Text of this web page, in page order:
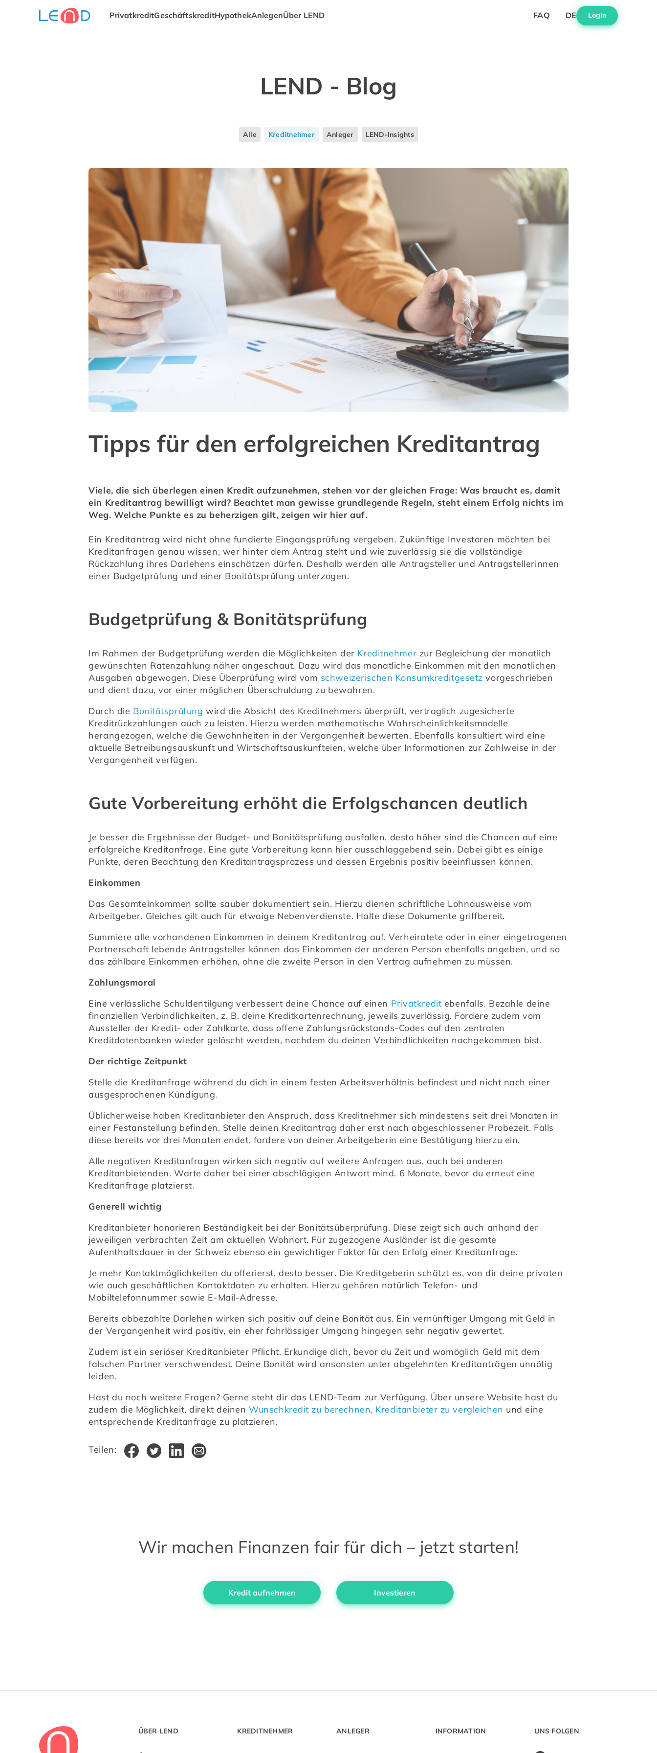
PrivatkreditGeschäftskreditHypothekAnlegenÜber LEND FAQ DE Login
LEND - Blog
Alle Kreditnehmer Anleger LEND-Insights
Tipps für den erfolgreichen Kreditantrag
Viele, die sich überlegen einen Kredit aufzunehmen, stehen vor der gleichen Frage: Was braucht es, damit
ein Kreditantrag bewilligt wird? Beachtet man gewisse grundlegende Regeln, steht einem Erfolg nichts im
Weg. Welche Punkte es zu beherzigen gilt, zeigen wir hier auf.
Ein Kreditantrag wird nicht ohne fundierte Eingangsprüfung vergeben. Zukünftige Investoren möchten bei
Kreditanfragen genau wissen, wer hinter dem Antrag steht und wie zuverlässig sie die vollständige
Rückzahlung ihres Darlehens einschätzen dürfen. Deshalb werden alle Antragsteller und Antragstellerinnen
einer Budgetprüfung und einer Bonitätsprüfung unterzogen.
Budgetprüfung & Bonitätsprüfung
Im Rahmen der Budgetprüfung werden die Möglichkeiten der Kreditnehmer zur Begleichung der monatlich
gewünschten Ratenzahlung näher angeschaut. Dazu wird das monatliche Einkommen mit den monatlichen
Ausgaben abgewogen. Diese Überprüfung wird vom schweizerischen Konsumkreditgesetz vorgeschrieben
und dient dazu, vor einer möglichen Überschuldung zu bewahren.
Durch die Bonitätsprüfung wird die Absicht des Kreditnehmers überprüft, vertraglich zugesicherte
Kreditrückzahlungen auch zu leisten. Hierzu werden mathematische Wahrscheinlichkeitsmodelle
herangezogen, welche die Gewohnheiten in der Vergangenheit bewerten. Ebenfalls konsultiert wird eine
aktuelle Betreibungsauskunft und Wirtschaftsauskunfteien, welche über Informationen zur Zahlweise in der
Vergangenheit verfügen.
Gute Vorbereitung erhöht die Erfolgschancen deutlich
Je besser die Ergebnisse der Budget- und Bonitätsprüfung ausfallen, desto höher sind die Chancen auf eine
erfolgreiche Kreditanfrage. Eine gute Vorbereitung kann hier ausschlaggebend sein. Dabei gibt es einige
Punkte, deren Beachtung den Kreditantragsprozess und dessen Ergebnis positiv beeinflussen können.
Einkommen
Das Gesamteinkommen sollte sauber dokumentiert sein. Hierzu dienen schriftliche Lohnausweise vom
Arbeitgeber. Gleiches gilt auch für etwaige Nebenverdienste. Halte diese Dokumente griffbereit.
Summiere alle vorhandenen Einkommen in deinem Kreditantrag auf. Verheiratete oder in einer eingetragenen
Partnerschaft lebende Antragsteller können das Einkommen der anderen Person ebenfalls angeben, und so
das zählbare Einkommen erhöhen, ohne die zweite Person in den Vertrag aufnehmen zu müssen.
Zahlungsmoral
Eine verlässliche Schuldentilgung verbessert deine Chance auf einen Privatkredit ebenfalls. Bezahle deine
finanziellen Verbindlichkeiten, z. B. deine Kreditkartenrechnung, jeweils zuverlässig. Fordere zudem vom
Aussteller der Kredit- oder Zahlkarte, dass offene Zahlungsrückstands-Codes auf den zentralen
Kreditdatenbanken wieder gelöscht werden, nachdem du deinen Verbindlichkeiten nachgekommen bist.
Der richtige Zeitpunkt
Stelle die Kreditanfrage während du dich in einem festen Arbeitsverhältnis befindest und nicht nach einer
ausgesprochenen Kündigung.
Üblicherweise haben Kreditanbieter den Anspruch, dass Kreditnehmer sich mindestens seit drei Monaten in
einer Festanstellung befinden. Stelle deinen Kreditantrag daher erst nach abgeschlossener Probezeit. Falls
diese bereits vor drei Monaten endet, fordere von deiner Arbeitgeberin eine Bestätigung hierzu ein.
Alle negativen Kreditanfragen wirken sich negativ auf weitere Anfragen aus, auch bei anderen
Kreditanbietenden. Warte daher bei einer abschlägigen Antwort mind. 6 Monate, bevor du erneut eine
Kreditanfrage platzierst.
Generell wichtig
Kreditanbieter honorieren Beständigkeit bei der Bonitätsüberprüfung. Diese zeigt sich auch anhand der
jeweiligen verbrachten Zeit am aktuellen Wohnort. Für zugezogene Ausländer ist die gesamte
Aufenthaltsdauer in der Schweiz ebenso ein gewichtiger Faktor für den Erfolg einer Kreditanfrage.
Je mehr Kontaktmöglichkeiten du offerierst, desto besser. Die Kreditgeberin schätzt es, von dir deine privaten
wie auch geschäftlichen Kontaktdaten zu erhalten. Hierzu gehören natürlich Telefon- und
Mobiltelefonnummer sowie E-Mail-Adresse.
Bereits abbezahlte Darlehen wirken sich positiv auf deine Bonität aus. Ein vernünftiger Umgang mit Geld in
der Vergangenheit wird positiv, ein eher fahrlässiger Umgang hingegen sehr negativ gewertet.
Zudem ist ein seriöser Kreditanbieter Pflicht. Erkundige dich, bevor du Zeit und womöglich Geld mit dem
falschen Partner verschwendest. Deine Bonität wird ansonsten unter abgelehnten Kreditanträgen unnötig
leiden.
Hast du noch weitere Fragen? Gerne steht dir das LEND-Team zur Verfügung. Über unsere Website hast du
zudem die Möglichkeit, direkt deinen Wunschkredit zu berechnen, Kreditanbieter zu vergleichen und eine
entsprechende Kreditanfrage zu platzieren.
Teilen:
Wir machen Finanzen fair für dich – jetzt starten!
Kredit aufnehmen Investieren
ÜBER LEND KREDITNEHMER ANLEGER INFORMATION UNS FOLGEN